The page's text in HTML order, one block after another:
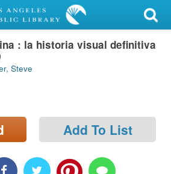
: la historia visual definitiva
Steve
Add To List